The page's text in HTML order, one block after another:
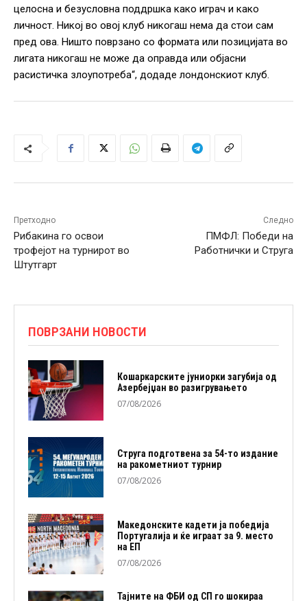
целосна и безусловна поддршка како играч и како
личност. Никој во овој клуб никогаш нема да стои сам
пред ова. Ништо поврзано со формата или позицијата во
лигата никогаш не може да оправда или објасни
расистичка злоупотреба“, додаде лондонскиот клуб.
Претходно
Рибакина го освои
трофејот на турнирот во
Штутгарт
Следно
ПМФЛ: Победи на
Работнички и Струга
ПОВРЗАНИ НОВОСТИ
Кошаркарските јуниорки загубија од
Азербејџан во разигрувањето
07/08/2026
Струга подготвена за 54-то издание
на ракометниот турнир
07/08/2026
Македонските кадети ја победија
Португалија и ќе играат за 9. место
на ЕП
07/08/2026
Тајните на ФБИ од СП го шокираа